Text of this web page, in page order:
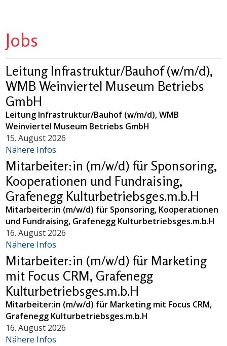
Jobs
Leitung Infrastruktur/Bauhof (w/m/d),
WMB Weinviertel Museum Betriebs
GmbH
Leitung Infrastruktur/Bauhof (w/m/d), WMB
Weinviertel Museum Betriebs GmbH
15. August 2026
Nähere Infos
Mitarbeiter:in (m/w/d) für Sponsoring,
Kooperationen und Fundraising,
Grafenegg Kulturbetriebsges.m.b.H
Mitarbeiter:in (m/w/d) für Sponsoring, Kooperationen
und Fundraising, Grafenegg Kulturbetriebsges.m.b.H
16. August 2026
Nähere Infos
Mitarbeiter:in (m/w/d) für Marketing
mit Focus CRM, Grafenegg
Kulturbetriebsges.m.b.H
Mitarbeiter:in (m/w/d) für Marketing mit Focus CRM,
Grafenegg Kulturbetriebsges.m.b.H
16. August 2026
Nähere Infos